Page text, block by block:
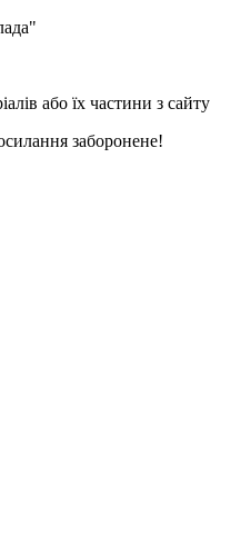
або їх частини з сайту
заборонене!